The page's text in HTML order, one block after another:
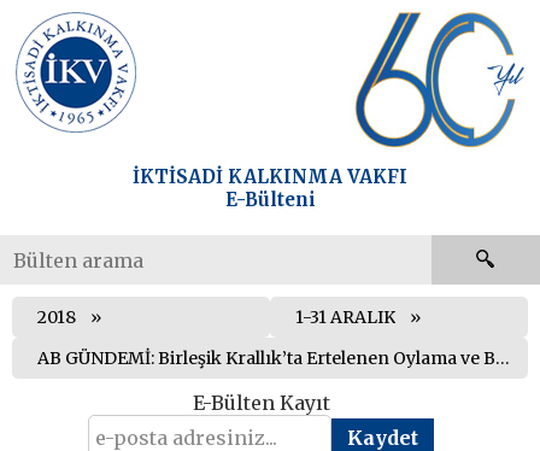
İKTİSADİ KALKINMA VAKFI
E-Bülteni
2018
1-31 ARALIK
AB GÜNDEMİ: Birleşik Krallık’ta Ertelenen Oylama ve Brexit Kaosu
E-Bülten Kayıt